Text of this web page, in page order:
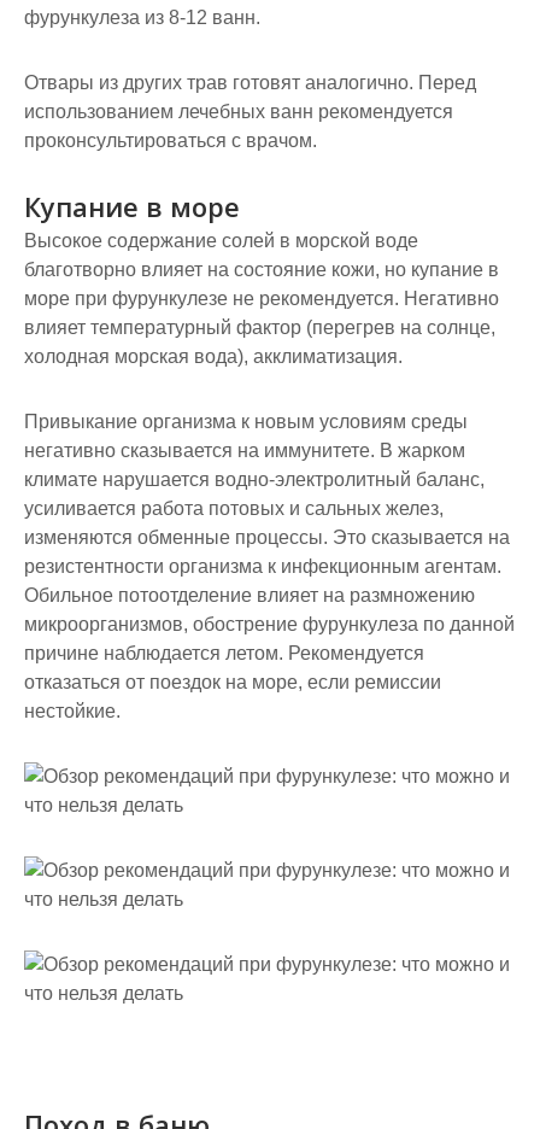
фурункулеза из 8-12 ванн.
Отвары из других трав готовят аналогично. Перед
использованием лечебных ванн рекомендуется
проконсультироваться с врачом.
Купание в море
Высокое содержание солей в морской воде
благотворно влияет на состояние кожи, но купание в
море при фурункулезе не рекомендуется. Негативно
влияет температурный фактор (перегрев на солнце,
холодная морская вода), акклиматизация.
Привыкание организма к новым условиям среды
негативно сказывается на иммунитете. В жарком
климате нарушается водно-электролитный баланс,
усиливается работа потовых и сальных желез,
изменяются обменные процессы. Это сказывается на
резистентности организма к инфекционным агентам.
Обильное потоотделение влияет на размножению
микроорганизмов, обострение фурункулеза по данной
причине наблюдается летом. Рекомендуется
отказаться от поездок на море, если ремиссии
нестойкие.